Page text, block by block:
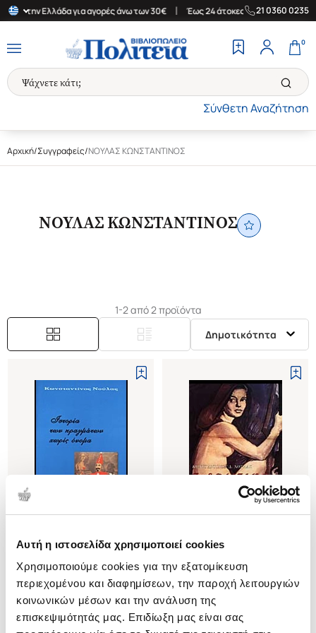
Αυτή η ιστοσελίδα χρησιμοποιεί cookies
Χρησιμοποιούμε cookies για την εξατομίκευση
περιεχομένου και διαφημίσεων, την παροχή λειτουργιών
κοινωνικών μέσων και την ανάλυση της
επισκεψιμότητάς μας. Επιδίωξη μας είναι σας
στην Ελλάδα για αγορές άνω των 30€ Έως 24 άτοκες δόσεις |
21 0360 0235
Σύνθετη Αναζήτηση
0
Αρχική/Συγγραφείς/ΝΟΥΛΑΣ ΚΩΝΣΤΑΝΤΙΝΟΣ
ΝΟΥΛΑΣ ΚΩΝΣΤΑΝΤΙΝΟΣ
1-2 από 2 προϊόντα
Δημοτικότητα
(0)
ΙΣΤΟΡΙΑ ΤΩΝ ΠΡΑΓΜΑΤΩΝ ΧΩΡΙΣ
ΟΝΟΜΑ
ΝΟΥΛΑΣ ΚΩΝΣΤΑΝΤΙΝΟΣ
Κωδ. Πολιτείας:2402-0005
ΤΟ ΕΡΩΤΙΚΟ ΣΤΟΝ
ΚΙΝΗΜΑΤΟΓΡΑΦΟ
ΟΙ ΕΚΦΑΝΣΕΙΣ ΤΟΥ ΕΡΩΤΑ, ΤΟΥ
ΕΡΩΤΙΣΜΟΥ ΚΑΙ ΤΗΣ
ΣΕΞΟΥΑΛΙΚΟΤΗΤΑΣ ΣΤΟΝ
ΝΟΥΛΑΣ ΚΩΝΣΤΑΝΤΙΝΟΣ
Κωδ. Πολιτείας:0080-0306